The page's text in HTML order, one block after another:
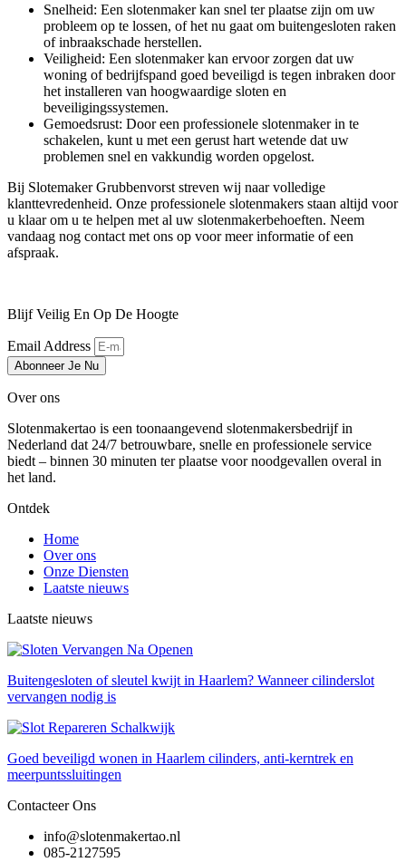
Snelheid: Een slotenmaker kan snel ter plaatse zijn om uw
probleem op te lossen, of het nu gaat om buitengesloten raken
of inbraakschade herstellen.
Veiligheid: Een slotenmaker kan ervoor zorgen dat uw
woning of bedrijfspand goed beveiligd is tegen inbraken door
het installeren van hoogwaardige sloten en
beveiligingssystemen.
Gemoedsrust: Door een professionele slotenmaker in te
schakelen, kunt u met een gerust hart wetende dat uw
problemen snel en vakkundig worden opgelost.
Bij Slotemaker Grubbenvorst streven wij naar volledige
klanttevredenheid. Onze professionele slotenmakers staan altijd voor
u klaar om u te helpen met al uw slotenmakerbehoeften. Neem
vandaag nog contact met ons op voor meer informatie of een
afspraak.
Blijf Veilig En Op De Hoogte
Email Address
Abonneer Je Nu
Over ons
Slotenmakertao is een toonaangevend slotenmakersbedrijf in
Nederland dat 24/7 betrouwbare, snelle en professionele service
biedt – binnen 30 minuten ter plaatse voor noodgevallen overal in
het land.
Ontdek
Home
Over ons
Onze Diensten
Laatste nieuws
Laatste nieuws
Buitengesloten of sleutel kwijt in Haarlem? Wanneer cilinderslot
vervangen nodig is
Goed beveiligd wonen in Haarlem cilinders, anti-kerntrek en
meerpuntssluitingen
Contacteer Ons
info@slotenmakertao.nl
085-2127595